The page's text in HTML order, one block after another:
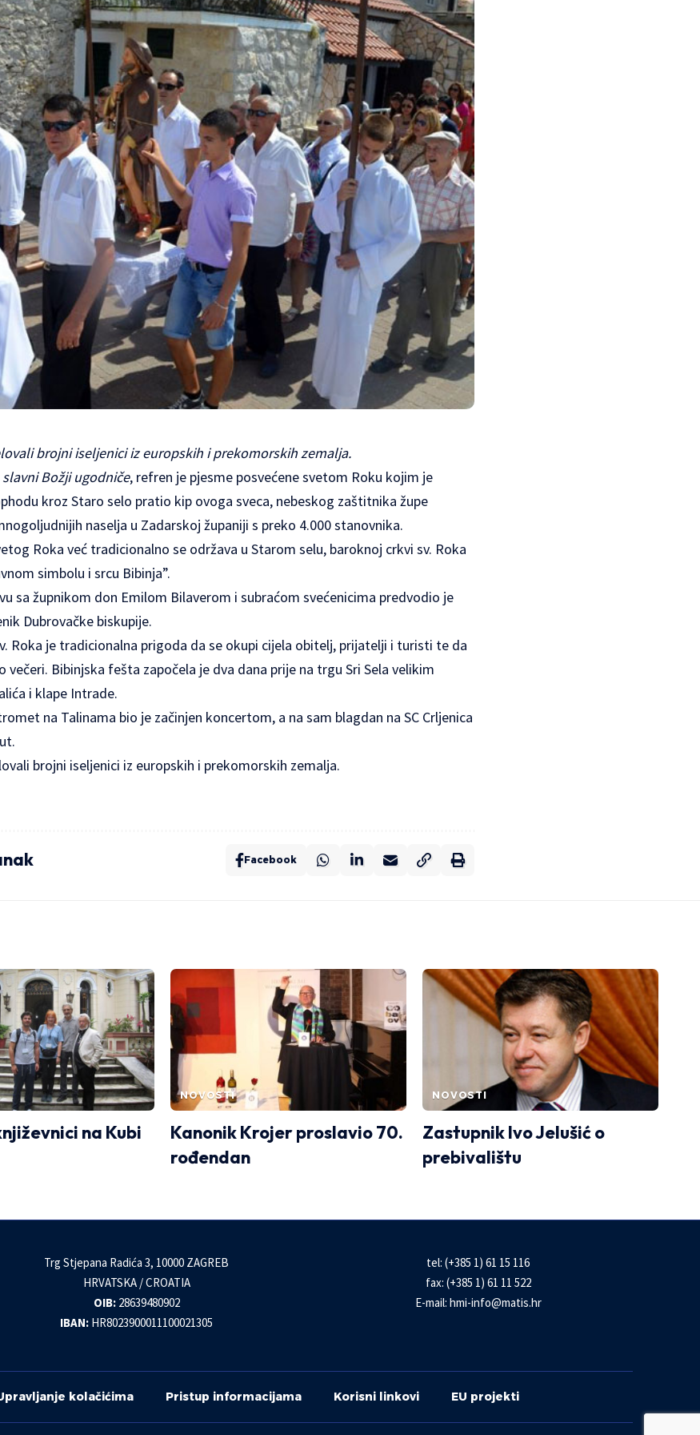
brojni iseljenici iz europskih i prekomorskih zemalja.
Božji ugodniče, refren je pjesme posvećene svetom Roku kojim je
kroz Staro selo pratio kip ovoga sveca, nebeskog zaštitnika župe
naselja u Zadarskoj županiji s preko 4.000 stanovnika.
Roka već tradicionalno se održava u Starom selu, baroknoj crkvi sv. Roka
simbolu i srcu Bibinja”.
sa župnikom don Emilom Bilaverom i subraćom svećenicima predvodio je
Dubrovačke biskupije.
Roka je tradicionalna prigoda da se okupi cijela obitelj, prijatelji i turisti te da
večeri. Bibinjska fešta započela je dva dana prije na trgu Sri Sela velikim
i klape Intrade.
na Talinama bio je začinjen koncertom, a na sam blagdan na SC Crljenica
brojni iseljenici iz europskih i prekomorskih zemalja.
Facebook
na Kubi
NOVOSTI
Kanonik Krojer proslavio 70.
rođendan
NOVOSTI
Zastupnik Ivo Jelušić o
prebivalištu
Trg Stjepana Radića 3, 10000 ZAGREB
HRVATSKA / CROATIA
OIB:28639480902
IBAN: HR8023900011100021305
tel: (+385 1) 61 15 116
fax: (+385 1) 61 11 522
E-mail: hmi-info@matis.hr
kolačićima Pristup informacijama Korisni linkovi EU projekti